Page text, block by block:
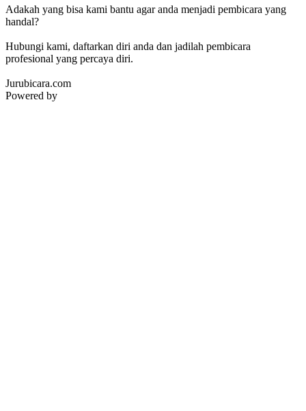
Adakah yang bisa kami bantu agar anda menjadi pembicara yang
handal?
Hubungi kami, daftarkan diri anda dan jadilah pembicara
profesional yang percaya diri.
Jurubicara.com
Powered by